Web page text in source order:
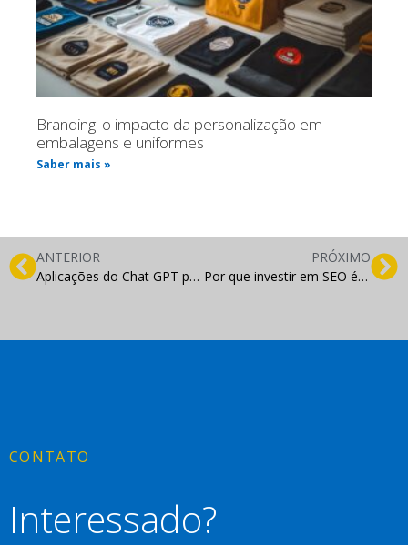
Branding: o impacto da personalização em
embalagens e uniformes
Saber mais »
ANTERIOR
Aplicações do Chat GPT para o marketing
PRÓXIMO
Por que investir em SEO é crucial para o sucesso do seu site
CONTATO
Interessado?